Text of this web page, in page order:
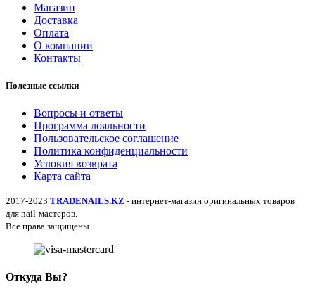
Магазин
Доставка
Оплата
О компании
Контакты
Полезные ссылки
Вопросы и ответы
Программа лояльности
Пользовательское соглашение
Политика конфиденциальности
Условия возврата
Карта сайта
2017-2023 TRADENAILS.KZ - интернет-магазин оригинальных товаров
для nail-мастеров.
Все права защищены.
Откуда Вы?